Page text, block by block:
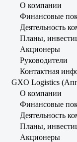
О компании
Финансовые
Деятельность
Планы,
Акционеры
Руководители
Контактная
GXO Logistics
О компании
Финансовые
Деятельность
Планы,
Акционеры